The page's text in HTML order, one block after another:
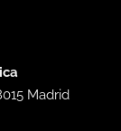
Madrid